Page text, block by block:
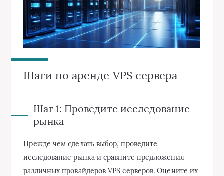
Шаги по аренде VPS сервера
Шаг 1: Проведите исследование
рынка
Прежде чем сделать выбор, проведите
исследование рынка и сравните предложения
различных провайдеров VPS серверов. Оцените их